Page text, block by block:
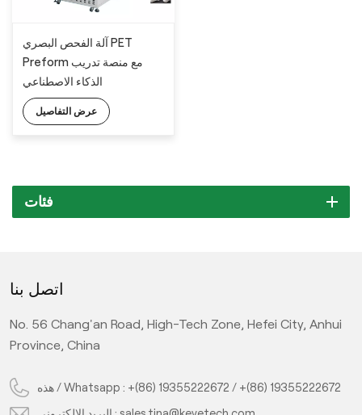
آلة الفحص البصري PET
Preform مع منصة تدريب
الذكاء الاصطناعي
عرض التفاصيل
فئات
اتصل بنا
No. 56 Chang'an Road, High-Tech Zone, Hefei City, Anhui
Province, China
هذه / Whatsapp : +(86) 19355222672 / +(86) 19355222672